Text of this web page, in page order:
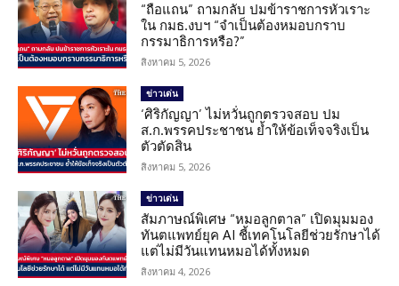
“ถือแถน” ถามกลับ ปมข้าราชการหัวเราะ
ใน กมธ.งบฯ “จำเป็นต้องหมอบกราบ
กรรมาธิการหรือ?”
สิงหาคม 5, 2026
ข่าวเด่น
‘ศิริกัญญา’ ไม่หวั่นถูกตรวจสอบ ปม
ส.ก.พรรคประชาชน ย้ำให้ข้อเท็จจริงเป็น
ตัวตัดสิน
สิงหาคม 5, 2026
ข่าวเด่น
สัมภาษณ์พิเศษ “หมอลูกตาล” เปิดมุมมอง
ทันตแพทย์ยุค AI ชี้เทคโนโลยีช่วยรักษาได้
แต่ไม่มีวันแทนหมอได้ทั้งหมด
สิงหาคม 4, 2026